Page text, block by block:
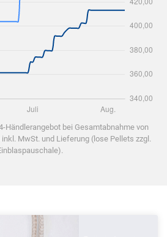
Händlerangebot bei Gesamtabnahme von
MwSt. und Lieferung (lose Pellets zzgl.